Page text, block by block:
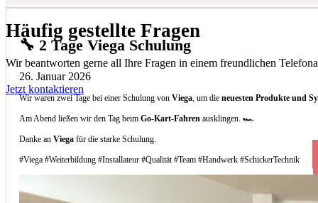
🔧 2 Tage Viega Schulung
26. Januar 2026
Wir waren zwei Tage bei einer Schulung vonViega, um dieneuesten Produkte und
Am Abend ließen wir den Tag beimGo-Kart-Fahren ausklingen. 🏎️
Danke anViega für die starke Schulung.
#Viega #Weiterbildung #Installateur #Qualität #Team #Handwerk #SchickerTechnik
Häufig gestellte Fragen
Wir beantworten gerne all Ihre Fragen in einem freundlichen
Jetzt kontaktieren
Welche Arten von Klimaanlagen installieren